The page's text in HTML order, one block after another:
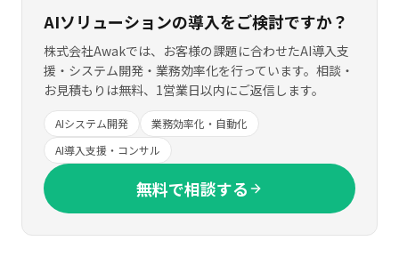
AIソリューションの導入をご検討ですか？
株式会社Awakでは、お客様の課題に合わせたAI導入支
援・システム開発・業務効率化を行っています。相談・
お見積もりは無料、1営業日以内にご返信します。
AIシステム開発
業務効率化・自動化
AI導入支援・コンサル
無料で相談する